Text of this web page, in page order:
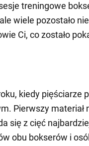
treningowe
wiele pozostało
Ci, co zostało
kiedy pięściarze
Pierwszy materiał
się z cięć
obu bokserów i